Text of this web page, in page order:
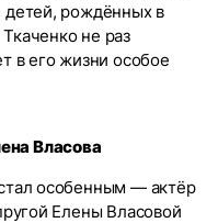
детей, рождённых в
не раз
в его жизни особое
Власова
особенным — актёр
Елены Власовой